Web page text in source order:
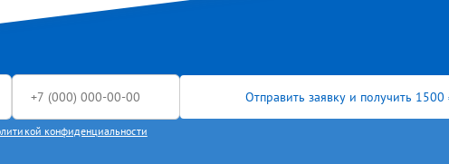
Отправить заявку и получить 1500
конфиденциальности